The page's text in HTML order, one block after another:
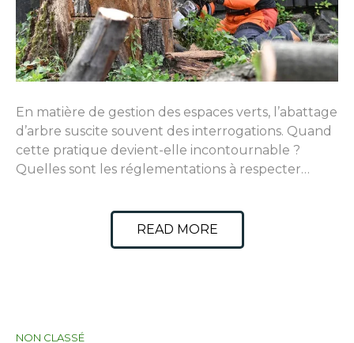
En matière de gestion des espaces verts, l’abattage
d’arbre suscite souvent des interrogations. Quand
cette pratique devient-elle incontournable ?
Quelles sont les réglementations à respecter…
READ MORE
NON CLASSÉ